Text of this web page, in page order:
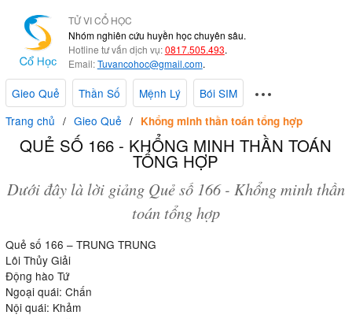
TỬ VI CỔ HỌC
Nhóm nghiên cứu huyền học chuyên sâu.
Hotline tư vấn dịch vụ:0817.505.493.
Email:Tuvancohoc@gmail.com.
Gieo Quẻ Thần Số Mệnh Lý
Bói SIM
Trang chủ
Gieo Quẻ Khổng minh thần toán tổng hợp
QUẺ SỐ 166 - KHỔNG MINH THẦN TOÁN
TỔNG HỢP
Dưới đây là lời giảng Quẻ số 166 - Khổng minh thần
toán tổng hợp
Quẻ số 166 – TRUNG TRUNG
Lôi Thủy Giải
Động hào Tứ
Ngoại quái: Chấn
Nội quái: Khảm